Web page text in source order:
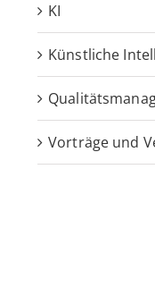
KI
Künstliche
Vorträge und